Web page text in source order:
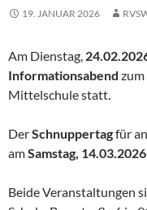
19. JANUAR 2026
Am Dienstag,
Informationsabend
Mittelschule statt.
DerSchnuppertagfür
amSamstag, 14.03.2026
Beide Veranstaltungen